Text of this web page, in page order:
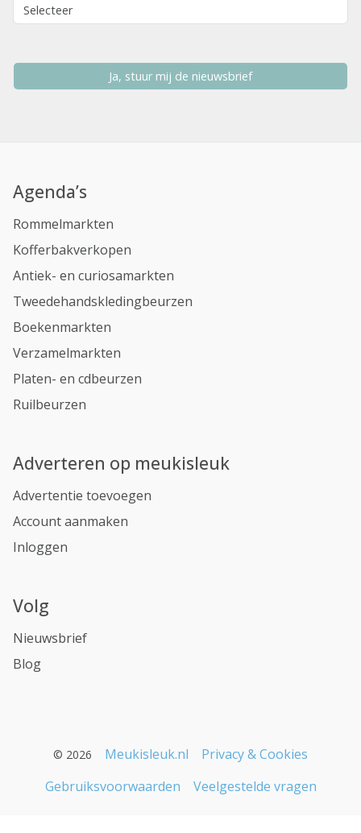
Ja, stuur mij de nieuwsbrief
Agenda’s
Rommelmarkten
Kofferbakverkopen
Antiek- en curiosamarkten
Tweedehandskledingbeurzen
Boekenmarkten
Verzamelmarkten
Platen- en cdbeurzen
Ruilbeurzen
Adverteren op meukisleuk
Advertentie toevoegen
Account aanmaken
Inloggen
Volg
Nieuwsbrief
Blog
© 2026 Meukisleuk.nl
Privacy & Cookies
Gebruiksvoorwaarden
Veelgestelde vragen